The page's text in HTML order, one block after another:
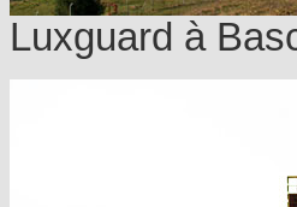
Luxguard à